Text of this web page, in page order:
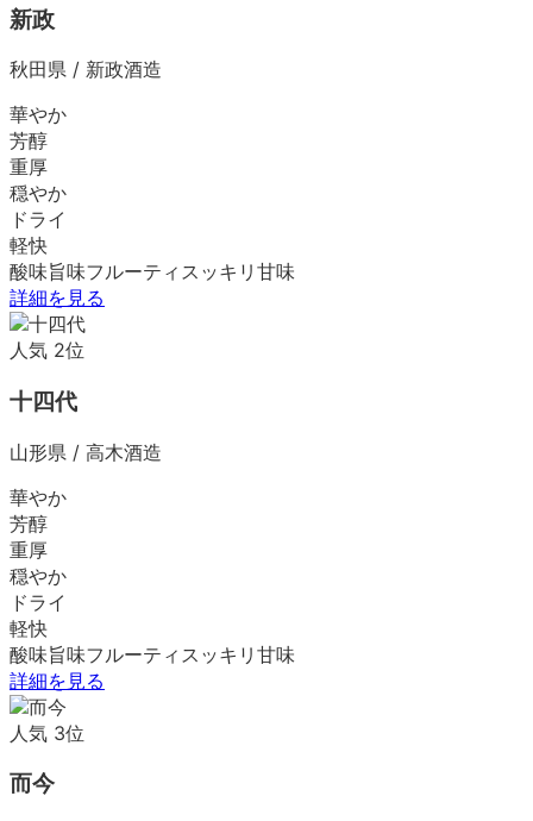
新政
秋田県 / 新政酒造
華やか
芳醇
重厚
穏やか
ドライ
軽快
酸味旨味フルーティ スッキリ 甘味
詳細を見る
人気 2位
十四代
山形県 / 高木酒造
華やか
芳醇
重厚
穏やか
ドライ
軽快
酸味旨味フルーティ スッキリ 甘味
詳細を見る
人気 3位
而今